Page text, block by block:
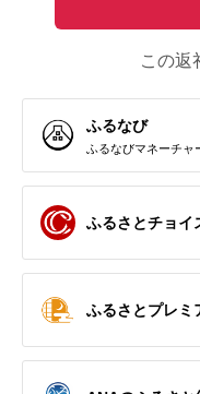
この返
ふるなび
ふるなびマネーチャ
ふるさとチョイ
ふるさとプレミ